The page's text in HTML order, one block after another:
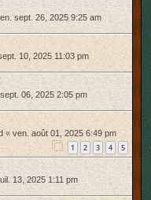
sept. 26, 2025 9:25 am
10, 2025 11:03 pm
06, 2025 2:05 pm
«ven. août 01, 2025 6:49 pm
1 2 3 4 5
13, 2025 1:11 pm